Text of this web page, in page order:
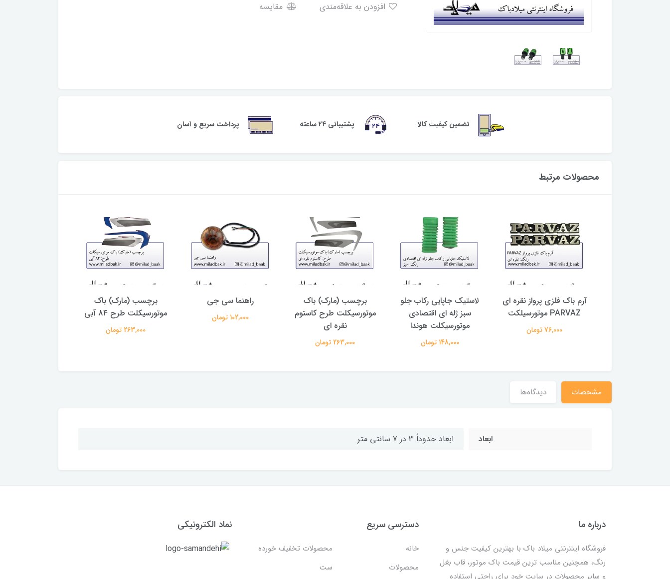
مقایسه
تضمین کیفیت کالا پشتیبانی ۲۴ ساعته پرداخت سریع و آسان
محصولات مرتبط
آرم باک فلزی پرواز نقره ای
PARVAZ موتورسیلکت
76,000 تومان
لاستیک جاپایی رکاب جلو
سبز ژله ای اقتصادی
موتورسیکلت هوندا
148,000 تومان
برچسب (مارک) باک
موتورسیکلت طرح کاستوم
نقره ای
263,000 تومان
راهنما سی جی
102,000 تومان
برچسب (مارک) باک
موتورسیکلت طرح 84 آبی
263,000 تومان
مشخصات دیدگاه‌ها
ابعاد ابعاد حدوداً 3 در 7 سانتی متر
درباره ما
فروشگاه اینترنتی میلاد باک با بهترین کیفیت جنس و
رنگ، همچنین مناسب ترین قیمت باک موتور، قاب بغل
و سایر محصولات در سایت خود برای راحتی استفاده
دسترسی سریع
خانه
محصولات تخفیف خورده
محصولات
ست
نماد الکترونیکی